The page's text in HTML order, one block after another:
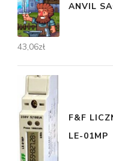
ANVIL
43,06zł
F&F
LE-01MP